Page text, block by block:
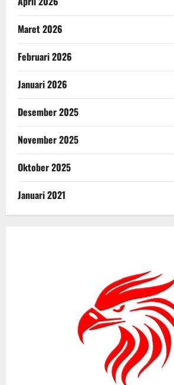
Maret 2026
Februari 2026
Januari 2026
Desember 2025
November 2025
Oktober 2025
Januari 2021